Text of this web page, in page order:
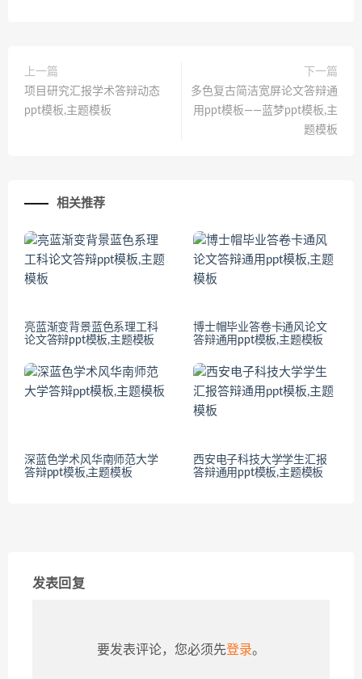
上一篇
项目研究汇报学术答辩动态
ppt模板,主题模板
下一篇
多色复古简洁宽屏论文答辩通
用ppt模板——蓝梦ppt模板,主
题模板
相关推荐
亮蓝渐变背景蓝色系理工科
论文答辩ppt模板,主题模板
博士帽毕业答卷卡通风论文
答辩通用ppt模板,主题模板
深蓝色学术风华南师范大学
答辩ppt模板,主题模板
西安电子科技大学学生汇报
答辩通用ppt模板,主题模板
发表回复
要发表评论，您必须先登录。